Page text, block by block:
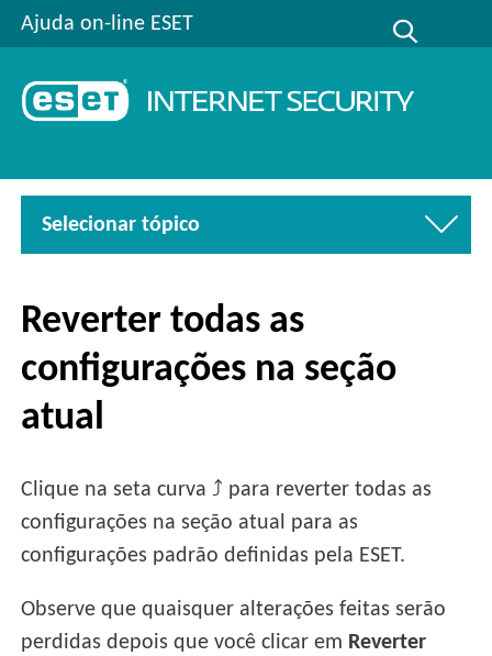
Ajuda on-line ESET
Selecionar tópico
Reverter todas as
configurações na seção
atual
Clique na seta curva ⤴ para reverter todas as
configurações na seção atual para as
configurações padrão definidas pela ESET.
Observe que quaisquer alterações feitas serão
perdidas depois que você clicar em Reverter